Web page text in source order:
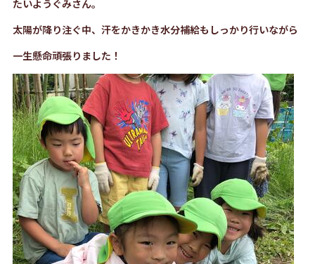
たいようぐみさん。
太陽が降り注ぐ中、汗をかきかき水分補給もしっかり行いながら
一生懸命頑張りました！